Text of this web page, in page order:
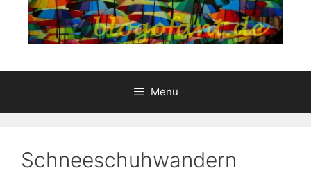
Menu
Schneeschuhwandern